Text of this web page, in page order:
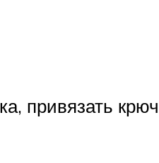
привязать